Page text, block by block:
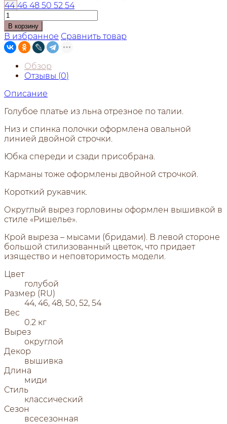
44 46 48 50 52 54
В корзину
В избранное Сравнить товар
Обзор
Отзывы (0)
Описание
Голубое платье из льна отрезное по талии.
Низ и спинка полочки оформлена овальной
линией двойной строчки.
Юбка спереди и сзади присобрана.
Карманы тоже оформлены двойной строчкой.
Короткий рукавчик.
Округлый вырез горловины оформлен вышивкой в
стиле «Ришелье».
Крой выреза – мысами (бридами). В левой стороне
большой стилизованный цветок, что придает
изящество и неповторимость модели.
Цвет
голубой
Размер (RU)
44, 46, 48, 50, 52, 54
Вес
0.2 кг
Вырез
округлой
Декор
вышивка
Длина
миди
Стиль
классический
Сезон
всесезонная